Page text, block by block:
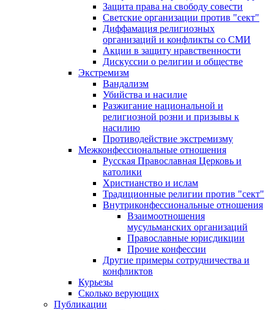
Защита права на свободу совести
Светские организации против "сект"
Диффамация религиозных
организаций и конфликты со СМИ
Акции в защиту нравственности
Дискуссии о религии и обществе
Экстремизм
Вандализм
Убийства и насилие
Разжигание национальной и
религиозной розни и призывы к
насилию
Противодействие экстремизму
Межконфессиональные отношения
Русская Православная Церковь и
католики
Христианство и ислам
Традиционные религии против "сект"
Внутриконфессиональные отношения
Взаимоотношения
мусульманских организаций
Православные юрисдикции
Прочие конфессии
Другие примеры сотрудничества и
конфликтов
Курьезы
Сколько верующих
Публикации